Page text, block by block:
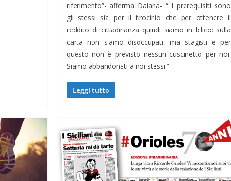
riferimento”- afferma Daiana- “ I prerequisiti sono
gli stessi sia per il tirocinio che per ottenere il
reddito di cittadinanza quindi siamo in bilico: sulla
carta non siamo disoccupati, ma stagisti e per
questo non è previsto nessun cuscinetto per noi.
Siamo abbandonati a noi stessi.”
Leggi tutto